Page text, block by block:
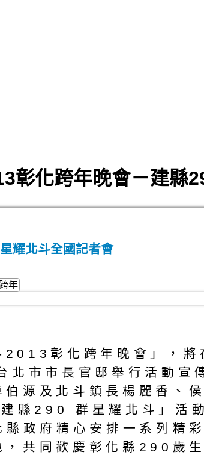
彰化跨年晚會－建縣
耀北斗全國記者會
年
彰化跨年晚會」，將
北市市長官邸舉行活動
源及北斗鎮長楊麗香、
縣290 群星耀北斗」活
政府精心安排一系列精
共同歡慶彰化縣290歲生